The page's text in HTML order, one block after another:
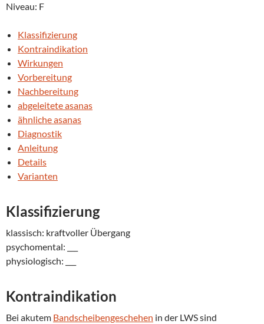
Niveau: F
Klassifizierung
Kontraindikation
Wirkungen
Vorbereitung
Nachbereitung
abgeleitete asanas
ähnliche asanas
Diagnostik
Anleitung
Details
Varianten
Klassifizierung
klassisch: kraftvoller Übergang
psychomental: ___
physiologisch: ___
Kontraindikation
Bei akutem Bandscheibengeschehen in der LWS sind